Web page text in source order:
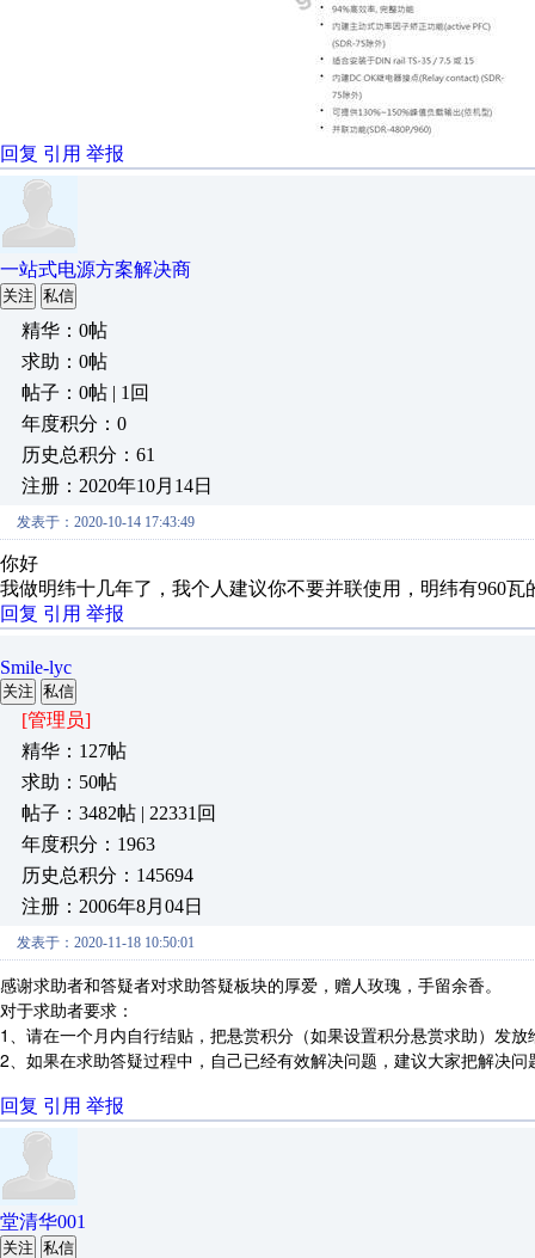
回复 引用 举报
一站式电源方案解决商
关注 私信
精华：0帖
求助：0帖
帖子：0帖 | 1回
年度积分：0
历史总积分：61
注册：2020年10月14日
发表于：2020-10-14 17:43:49
你好
我做明纬十几年了，我个人建议你不要并联使用，明纬有960瓦
回复 引用 举报
Smile-lyc
关注 私信
[管理员]
精华：127帖
求助：50帖
帖子：3482帖 | 22331回
年度积分：1963
历史总积分：145694
注册：2006年8月04日
发表于：2020-11-18 10:50:01
感谢求助者和答疑者对求助答疑板块的厚爱，赠人玫瑰，手留余香。
对于求助者要求：
1、请在一个月内自行结贴，把悬赏积分（如果设置积分悬赏求助）发放
2、如果在求助答疑过程中，自己已经有效解决问题，建议大家把解决
回复 引用 举报
堂清华001
关注 私信